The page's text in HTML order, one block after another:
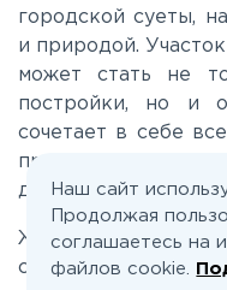
Рогачёвское
Рублево-
Таракановское
городской суеты,
и природой.
может стать не
постройки, но и
сочетает в себе
проживания,
досягаемости
Жизнь
сочетает в себе
Наш сайт
Продолжая
соглашаетесь на
файлов cookie.